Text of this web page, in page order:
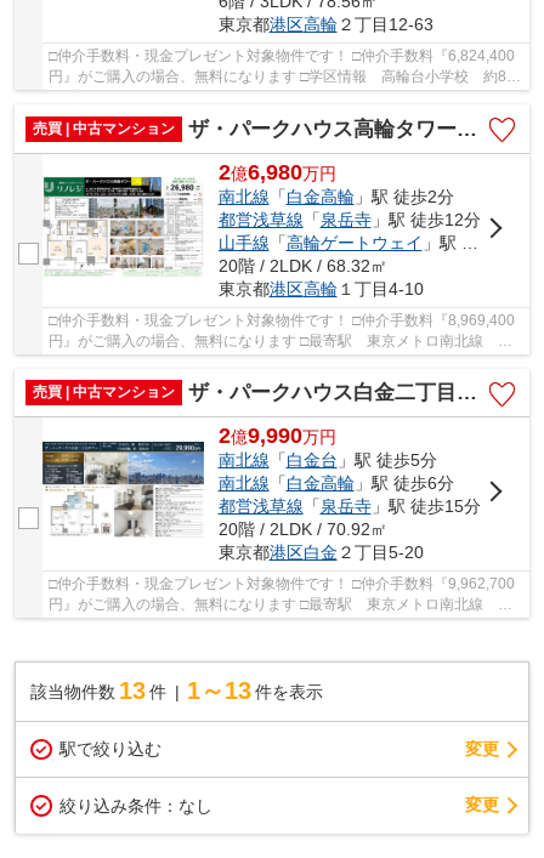
東京都港区高輪 ２丁目12-63
□仲介手数料・現金プレゼント対象物件です！ □仲介手数料『6,824,400
円』がご購入の場合、無料になります □学区情報 高輪台小学校 約8分
□最寄駅 都営浅草線 泉岳寺駅 徒歩約6分 ...
売買 | 中古マンション
ザ・パークハウス高輪タワー 仲介手数料無料＋100万円現金プレゼント中
2億6,980万円
南北線 「白金高輪 」駅 徒歩2分
都営浅草線 「泉岳寺」駅 徒歩12分
山手線 「高輪ゲートウェイ 」駅 徒歩17分
20階 / 2LDK / 68.32㎡
東京都港区高輪 １丁目4-10
□仲介手数料・現金プレゼント対象物件です！ □仲介手数料『8,969,400
円』がご購入の場合、無料になります □最寄駅 東京メトロ南北線 白
金高輪駅 徒歩約2分 □リノベーション物件 □省...
売買 | 中古マンション
ザ・パークハウス白金二丁目タワー 仲介手数料無料＋100万円現金プレゼント中
2億9,990万円
南北線 「白金台 」駅 徒歩5分
南北線 「白金高輪 」駅 徒歩6分
都営浅草線 「泉岳寺」駅 徒歩15分
20階 / 2LDK / 70.92㎡
東京都港区白金 ２丁目5-20
□仲介手数料・現金プレゼント対象物件です！ □仲介手数料『9,962,700
円』がご購入の場合、無料になります □最寄駅 東京メトロ南北線 白
該当物件数 13件 1～13 件を表示
駅で絞り込む 変更
絞り込み条件： なし 変更